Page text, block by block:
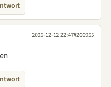
2005-12-12 22:47#266955